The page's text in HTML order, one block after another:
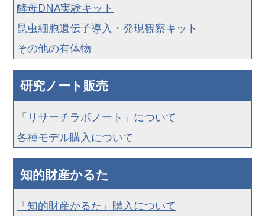
酵母DNA実験キット
昆虫細胞遺伝子導入・発現観察キット
その他の有体物
研究ノート販売
「リサーチラボノート」について
各種モデル購入について
知的財産かるた
「知的財産かるた」購入について